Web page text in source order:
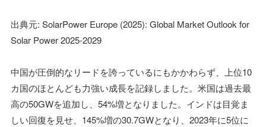
出典元: SolarPower Europe (2025): Global Market Outlook for
Solar Power 2025-2029
中国が圧倒的なリードを誇っているにもかかわらず、上位10
カ国のほとんども力強い成長を記録しました。米国は過去最
高の50GWを追加し、54%増となりました。インドは目覚ま
しい回復を見せ、145%増の30.7GWとなり、2023年に5位に